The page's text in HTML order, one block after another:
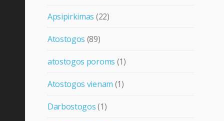
Apsipirkimas (22)
Atostogos (89)
atostogos poroms (1)
Atostogos vienam (1)
Darbostogos(1)